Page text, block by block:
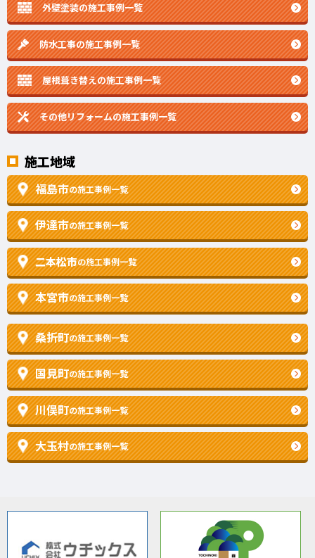
外壁塗装の施工事例一覧
防水工事の施工事例一覧
屋根葺き替えの施工事例一覧
その他リフォームの施工事例一覧
施工地域
福島市の施工事例一覧
伊達市の施工事例一覧
二本松市の施工事例一覧
本宮市の施工事例一覧
桑折町の施工事例一覧
国見町の施工事例一覧
川俣町の施工事例一覧
大玉村の施工事例一覧